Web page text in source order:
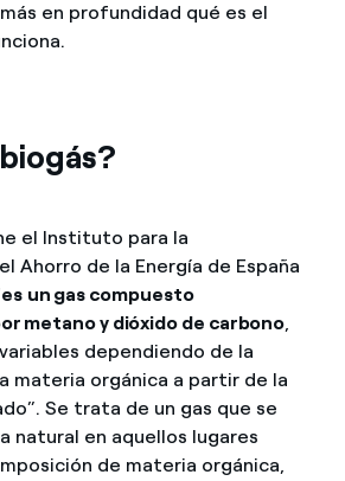
en profundidad qué es el
el Instituto para la
Ahorro de la Energía de España
es un gas compuesto
metano y dióxido de carbono,
dependiendo de la
materia orgánica a partir de la
Se trata de un gas que se
natural en aquellos lugares
de materia orgánica,